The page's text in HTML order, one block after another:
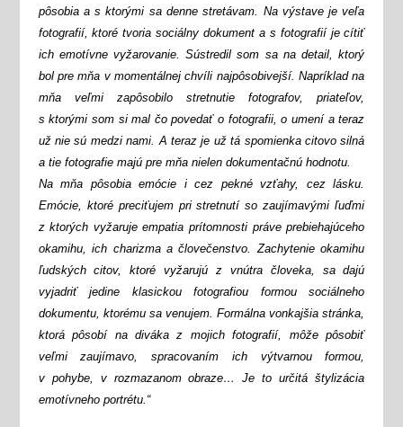
pôsobia a s ktorými sa denne stretávam. Na výstave je veľa
fotografií, ktoré tvoria sociálny dokument a s fotografií je cítiť
ich emotívne vyžarovanie. Sústredil som sa na detail, ktorý
bol pre mňa v momentálnej chvíli najpôsobivejší. Napríklad na
mňa veľmi zapôsobilo stretnutie fotografov, priateľov,
s ktorými som si mal čo povedať o fotografii, o umení a teraz
už nie sú medzi nami. A teraz je už tá spomienka citovo silná
a tie fotografie majú pre mňa nielen dokumentačnú hodnotu.
Na mňa pôsobia emócie i cez pekné vzťahy, cez lásku.
Emócie, ktoré preciťujem pri stretnutí so zaujímavými ľuďmi
z ktorých vyžaruje empatia prítomnosti práve prebiehajúceho
okamihu, ich charizma a človečenstvo. Zachytenie okamihu
ľudských citov, ktoré vyžarujú z vnútra človeka, sa dajú
vyjadriť jedine klasickou fotografiou formou sociálneho
dokumentu, ktorému sa venujem. Formálna vonkajšia stránka,
ktorá pôsobí na diváka z mojich fotografií, môže pôsobiť
veľmi zaujímavo, spracovaním ich výtvarnou formou,
v pohybe, v rozmazanom obraze… Je to určitá štylizácia
emotívneho portrétu.“